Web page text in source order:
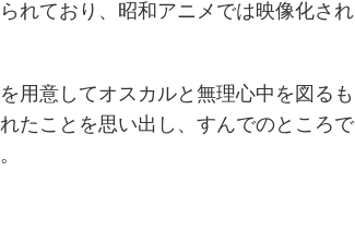
れており、昭和アニメでは映像化され
用意してオスカルと無理心中を図るも
たことを思い出し、すんでのところで